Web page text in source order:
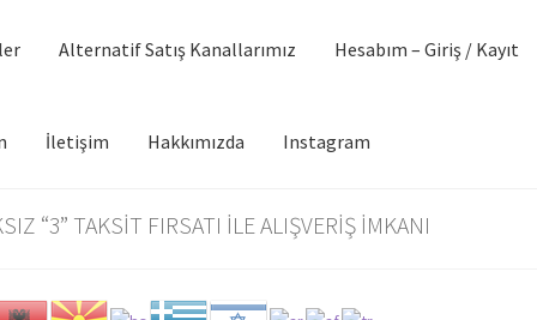
Alternatif Satış Kanallarımız Hesabım – Giriş / Kayıt
İletişim Hakkımızda Instagram
“3” TAKSİT FIRSATI İLE ALIŞVERİŞ İMKANI